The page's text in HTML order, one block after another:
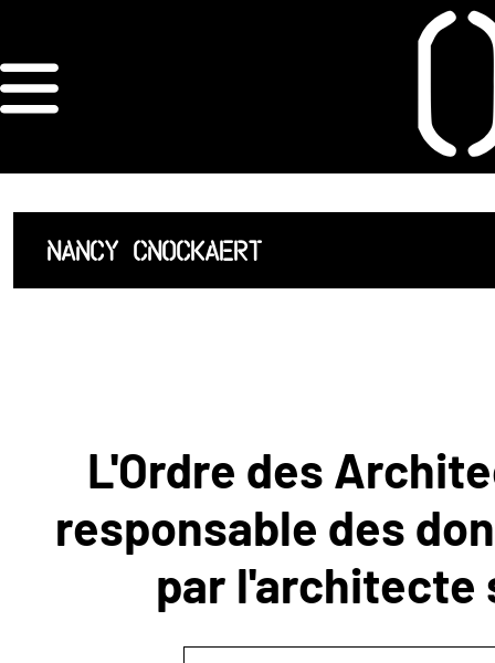
ORDRE DES
ARCHITECTES
ACCUEIL
LISTE DES
ANNEXE 4 CODT
CONTACTER
NANCY CNOCKAERT
L'Ordre des
responsable des
par l'architecte